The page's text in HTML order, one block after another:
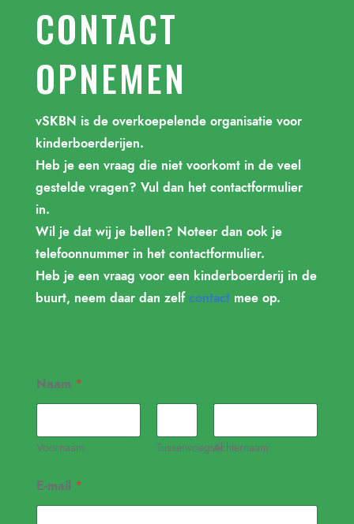
CONTACT
OPNEMEN
vSKBN is de overkoepelende organisatie voor
kinderboerderijen.
Heb je een vraag die niet voorkomt in de veel
gestelde vragen? Vul dan het contactformulier
in.
Wil je dat wij je bellen? Noteer dan ook je
telefoonnummer in het contactformulier.
Heb je een vraag voor een kinderboerderij in de
buurt, neem daar dan zelfcontactmee op.
d
e
a
a
Naam *
Voornaam TussenvoegselAchternaam
E-mail *